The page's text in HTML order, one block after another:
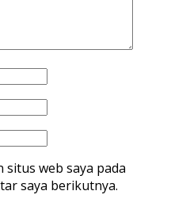
situs web saya pada
saya berikutnya.